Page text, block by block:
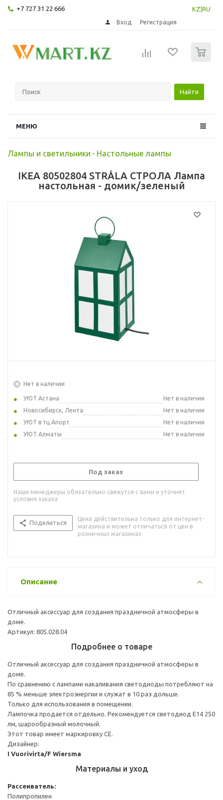
+7 727 31 22 666 KZ RU
Вход Регистрация
Найти
МЕНЮ
Лампы и светильники - Настольные лампы
IKEA 80502804 STRÅLA СТРОЛА Лампа
настольная - домик/зеленый
Нет в наличии
УЮТ Астана
Нет в наличии
Новосибирск, Лента
Нет в наличии
УЮТ в тц Апорт
Нет в наличии
УЮТ Алматы
Нет в наличии
Под заказ
Наши менеджеры обязательно свяжутся с вами и уточнят
условия заказа
Поделиться
Цена действительна только для интернет-
магазина и может отличаться от цен в
розничных магазинах
Описание
Отличный аксессуар для создания праздничной атмосферы в
доме.
Артикул: 805.028.04
Подробнее о товаре
Отличный аксессуар для создания праздничной атмосферы в
доме.
По сравнению с лампами накаливания светодиоды потребляют на
85 % меньше электроэнергии и служат в 10 раз дольше.
Только для использования в помещении.
Лампочка продается отдельно. Рекомендуется светодиод E14 250
лм, шарообразный молочный.
Этот товар имеет маркировку CE.
Дизайнер:
I Vuorivirta/F Wiersma
Материалы и уход
Рассеиватель:
Полипропилен